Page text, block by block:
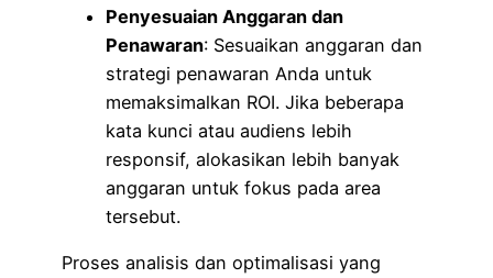
Penyesuaian Anggaran dan
Penawaran: Sesuaikan anggaran dan
strategi penawaran Anda untuk
memaksimalkan ROI. Jika beberapa
kata kunci atau audiens lebih
responsif, alokasikan lebih banyak
anggaran untuk fokus pada area
tersebut.
Proses analisis dan optimalisasi yang